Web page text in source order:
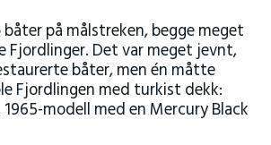
på målstreken, begge meget
Fjordlinger. Det var meget jevnt,
båter, men én måtte
Fjordlingen med turkist dekk:
modell med en Mercury Black